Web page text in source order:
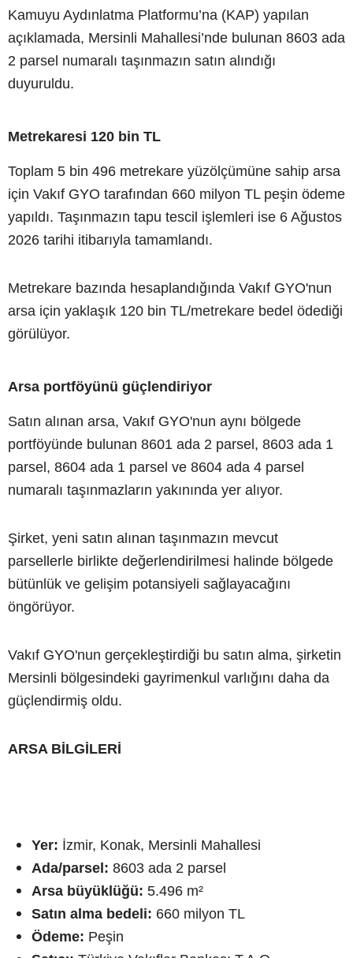
Kamuyu Aydınlatma Platformu’na (KAP) yapılan
açıklamada, Mersinli Mahallesi’nde bulunan 8603 ada
2 parsel numaralı taşınmazın satın alındığı
duyuruldu.
Metrekaresi 120 bin TL
Toplam 5 bin 496 metrekare yüzölçümüne sahip arsa
için Vakıf GYO tarafından 660 milyon TL peşin ödeme
yapıldı. Taşınmazın tapu tescil işlemleri ise 6 Ağustos
2026 tarihi itibarıyla tamamlandı.
Metrekare bazında hesaplandığında Vakıf GYO'nun
arsa için yaklaşık 120 bin TL/metrekare bedel ödediği
görülüyor.
Arsa portföyünü güçlendiriyor
Satın alınan arsa, Vakıf GYO'nun aynı bölgede
portföyünde bulunan 8601 ada 2 parsel, 8603 ada 1
parsel, 8604 ada 1 parsel ve 8604 ada 4 parsel
numaralı taşınmazların yakınında yer alıyor.
Şirket, yeni satın alınan taşınmazın mevcut
parsellerle birlikte değerlendirilmesi halinde bölgede
bütünlük ve gelişim potansiyeli sağlayacağını
öngörüyor.
Vakıf GYO'nun gerçekleştirdiği bu satın alma, şirketin
Mersinli bölgesindeki gayrimenkul varlığını daha da
güçlendirmiş oldu.
ARSA BİLGİLERİ
Yer: İzmir, Konak, Mersinli Mahallesi
Ada/parsel: 8603 ada 2 parsel
Arsa büyüklüğü: 5.496 m²
Satın alma bedeli: 660 milyon TL
Ödeme: Peşin